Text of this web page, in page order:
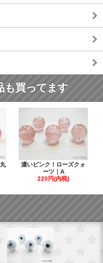
も買ってます
濃いピンク！ローズクォ
ーツ｜A
220円(内税)